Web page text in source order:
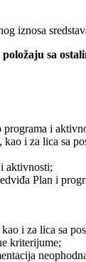
iznosa
sa
i
i za lica sa
aktivnosti;
Plan i
i za lica sa
kriterijume;